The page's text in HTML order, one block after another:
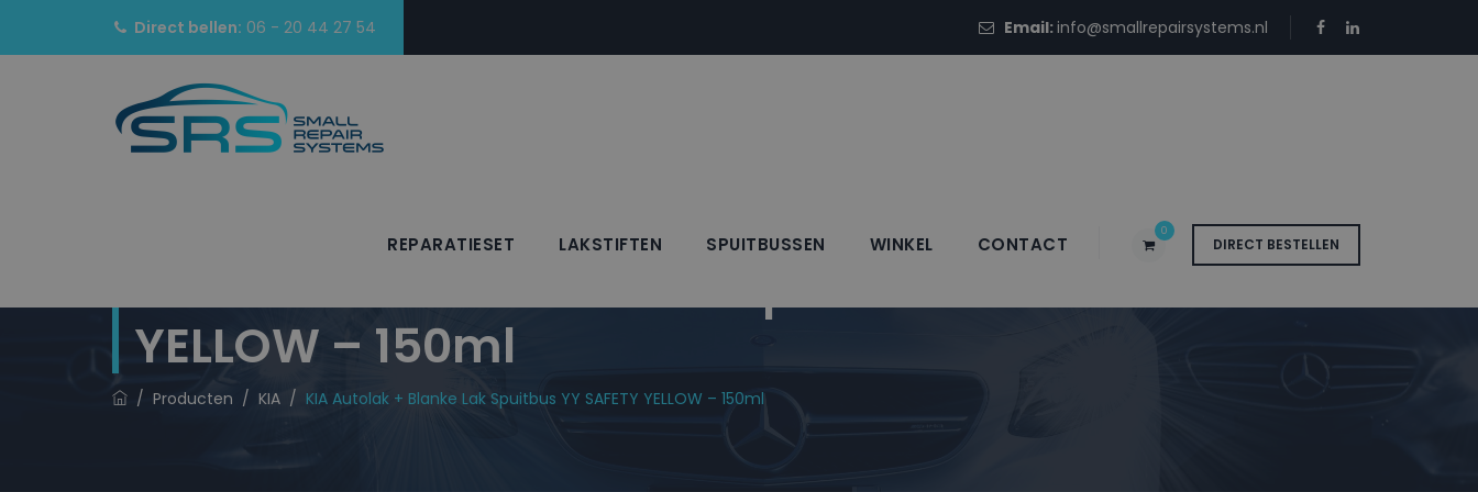
Direct bellen: 06 - 20 44 27 54 Email:info@smallrepairsystems.nl
DIRECT BESTELLEN
0
REPARATIESET LAKSTIFTEN SPUITBUSSEN WINKEL CONTACT
KIA Autolak + Blanke Lak Spuitbus YY SAFETY
YELLOW – 150ml
/ Producten / KIA / KIA Autolak + Blanke Lak Spuitbus YY SAFETY YELLOW – 150ml